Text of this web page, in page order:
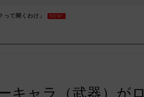
て聞くわけ」 NEW!
キャラ（武器）がロ